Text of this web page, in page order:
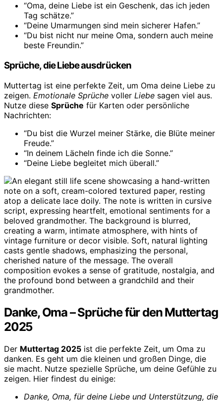
“Oma, deine Liebe ist ein Geschenk, das ich jeden
Tag schätze.”
“Deine Umarmungen sind mein sicherer Hafen.”
“Du bist nicht nur meine Oma, sondern auch meine
beste Freundin.”
Sprüche, die Liebe ausdrücken
Muttertag ist eine perfekte Zeit, um Oma deine Liebe zu
zeigen. Emotionale Sprüche voller Liebe sagen viel aus.
Nutze diese Sprüche für Karten oder persönliche
Nachrichten:
“Du bist die Wurzel meiner Stärke, die Blüte meiner
Freude.”
“In deinem Lächeln finde ich die Sonne.”
“Deine Liebe begleitet mich überall.”
Danke, Oma – Sprüche für den Muttertag
2025
Der Muttertag 2025 ist die perfekte Zeit, um Oma zu
danken. Es geht um die kleinen und großen Dinge, die
sie macht. Nutze spezielle Sprüche, um deine Gefühle zu
zeigen. Hier findest du einige:
Danke, Oma, für deine Liebe und Unterstützung, die